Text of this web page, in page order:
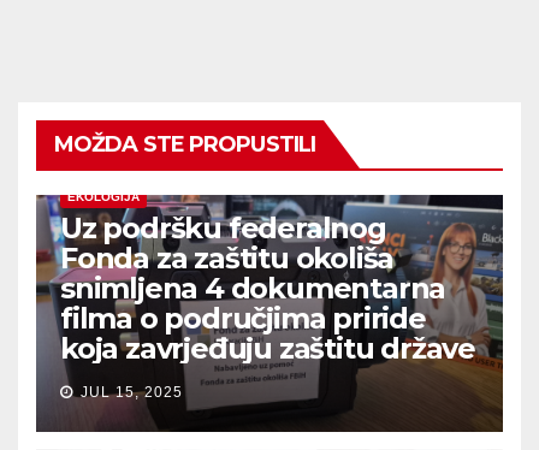
MOŽDA STE PROPUSTILI
EKOLOGIJA
Uz podršku federalnog
Fonda za zaštitu okoliša
snimljena 4 dokumentarna
filma o područjima priride
koja zavrjeđuju zaštitu države
JUL 15, 2025